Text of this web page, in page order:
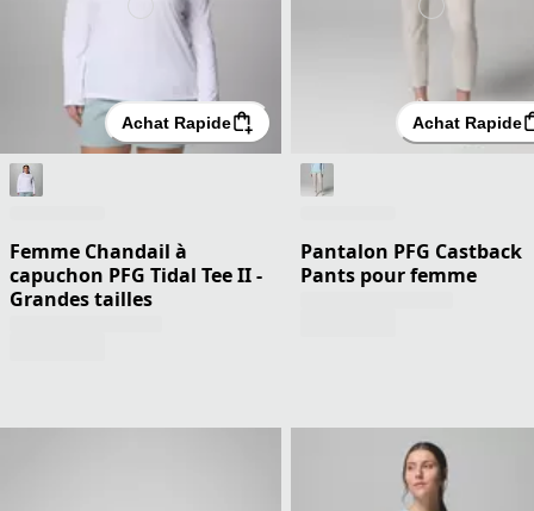
Achat Rapide
Femme Chandail à
capuchon PFG Tidal Tee II -
Grandes tailles
Achat Rapide
Pantalon PFG Castback
Pants pour femme